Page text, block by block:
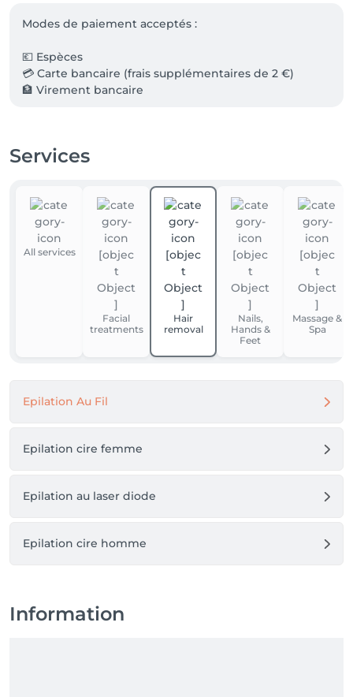
Modes de paiement acceptés :
💶 Espèces
💳 Carte bancaire (frais supplémentaires de 2 €)
🏦 Virement bancaire
Le stationnement dans notre rue est réglementé
avec disque de stationnement.
Merci de penser à le placer sur votre pare-brise lors
Services
All services
Facial
treatments
Hair
removal
Nails,
Hands &
Feet
Massage &
Spa
Epilation Au Fil
Epilation cire femme
Epilation au laser diode
Epilation cire homme
Information